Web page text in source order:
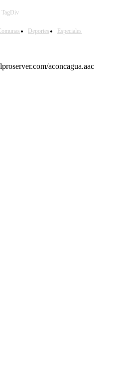
TagDiv
Deportes
Especiales
aconcagua.aac